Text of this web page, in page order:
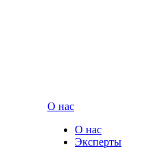
О нас
О нас
Эксперты